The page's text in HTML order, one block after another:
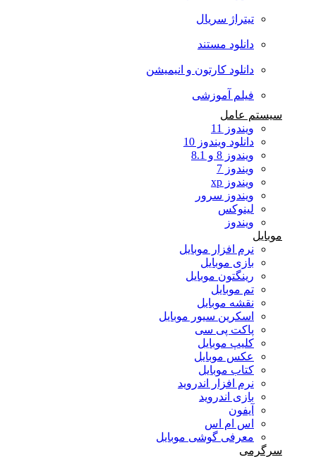
تیتراژ سریال
دانلود مستند
دانلود کارتون و انیمیشن
فیلم آموزشی
سیستم عامل
ویندوز 11
دانلود ویندوز 10
ویندوز 8 و 8.1
ویندوز 7
ویندوز xp
ویندوز سرور
لینوکس
ویندوز
موبایل
نرم افزار موبایل
بازی موبایل
رینگتون موبایل
تم موبایل
نقشه موبایل
اسکرین سیور موبایل
پاکت پی سی
کلیپ موبایل
عکس موبایل
کتاب موبایل
نرم افزار اندروید
بازی اندروید
آیفون
اس ام اس
معرفی گوشی موبایل
سرگرمی